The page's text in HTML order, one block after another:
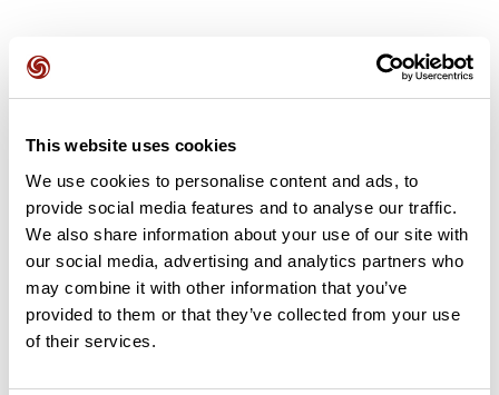
This website uses cookies
We use cookies to personalise content and ads, to
provide social media features and to analyse our traffic.
We also share information about your use of our site with
our social media, advertising and analytics partners who
may combine it with other information that you’ve
provided to them or that they’ve collected from your use
of their services.
Ajouter un avis
Découvrez ce parcours de vélo de 111,7 km à proximité de